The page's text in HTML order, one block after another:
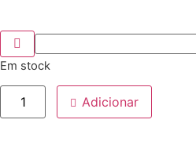
Em stock
Adicionar